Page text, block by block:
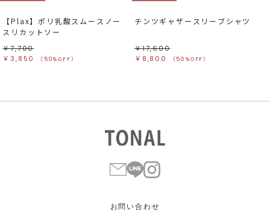
【Plax】ポリ乳酸スムースノー
スリカットソー
￥7,700
￥3,850
（50%OFF）
チンツギャザースリーブシャツ
￥17,600
￥8,800
（50%OFF）
お問い合わせ